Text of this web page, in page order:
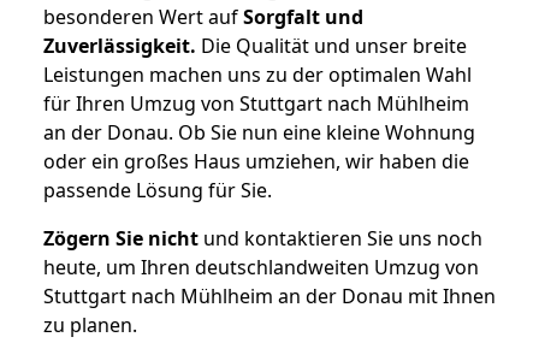
besonderen Wert aufSorgfalt und
Zuverlässigkeit. Die Qualität und unser breite
Leistungen machen uns zu der optimalen Wahl
für Ihren Umzug von Stuttgart nach Mühlheim
an der Donau. Ob Sie nun eine kleine Wohnung
oder ein großes Haus umziehen, wir haben die
passende Lösung für Sie.
Zögern Sie nicht und kontaktieren Sie uns noch
heute, um Ihren deutschlandweiten Umzug von
Stuttgart nach Mühlheim an der Donau mit Ihnen
zu planen.